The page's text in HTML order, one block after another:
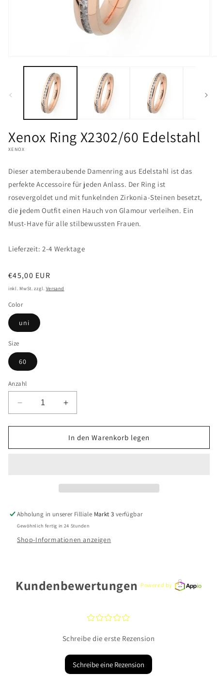
Xenox Ring X2302/60 Edelstahl
XENOX
Dieser atemberaubende Damenring aus Edelstahl ist das
perfekte Accessoire für jeden Anlass. Der Ring ist
rosevergoldet und mit funkelnden Zirkonia-Steinen besetzt,
die jedem Outfit einen Hauch von Glamour verleihen. Ein
Must-Have für alle stilbewussten Frauen.
Lieferzeit: 2-4 Werktage
Normaler
Preis
€45,00 EUR
inkl. MwSt. zzgl. Versand
Color
uni
Size
60
Anzahl
Verringere
die
Menge
Xenox
Erhöhe
die
Menge
für
Xenox
In den Warenkorb legen
Abholung in unserer Filliale Markt 3 verfügbar
Gewöhnlich fertig in 24 Stunden
Shop-Informationen anzeigen
Kundenbewertungen Powered by
¤¤¤¤¤
Schreibe die erste Rezension
Schreibe eine Rezension